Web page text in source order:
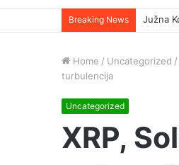
Breaking News
Home / Uncategorized /
turbulencija
Uncategorized
XRP,